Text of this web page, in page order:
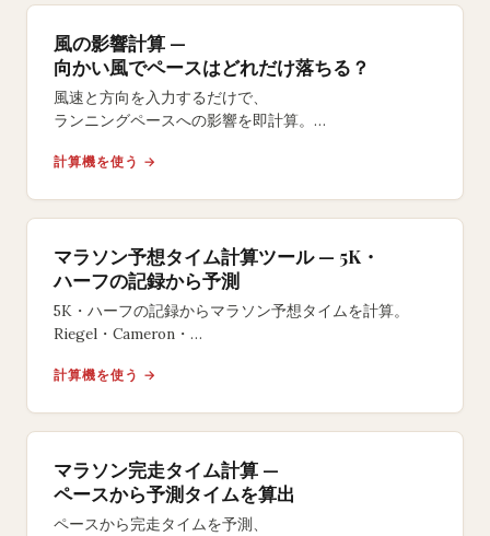
風の影響計算 —
向かい風でペースはどれだけ落ちる？
風速と方向を入力するだけで、
ランニングペースへの影響を即計算。
レース当日の風対策に。
計算機を使う →
マラソン予想タイム計算ツール — 5K・
ハーフの記録から予測
5K・ハーフの記録からマラソン予想タイムを計算。
Riegel・Cameron・
距離別ペースも確認できる無料ツール。
計算機を使う →
マラソン完走タイム計算 —
ペースから予測タイムを算出
ペースから完走タイムを予測、